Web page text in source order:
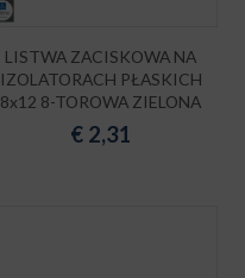
LISTWA ZACISKOWA NA
IZOLATORACH PŁASKICH
8x12 8-TOROWA ZIELONA
€ 2,31